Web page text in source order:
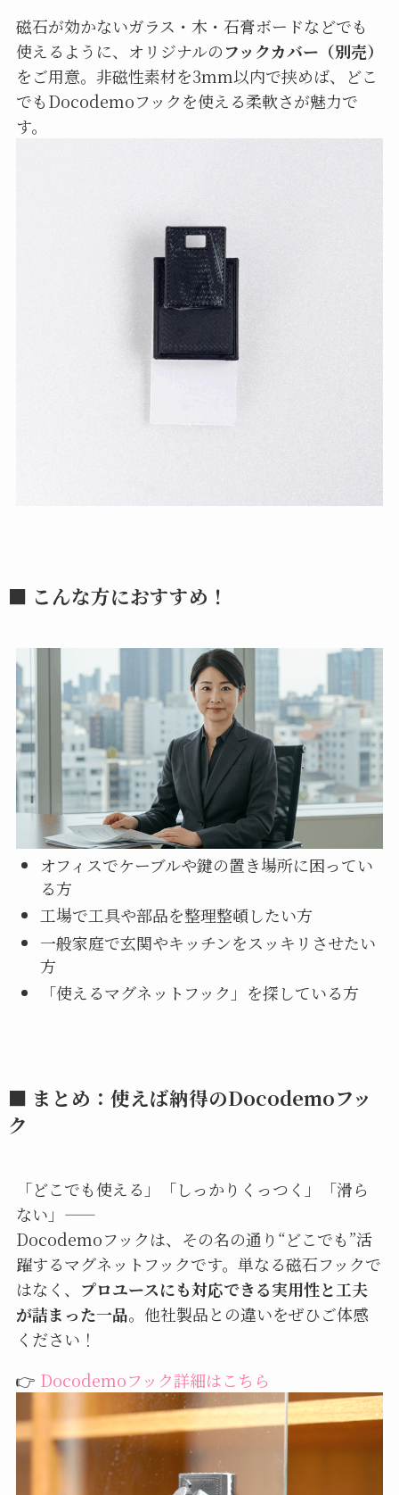
磁石が効かないガラス・木・石膏ボードなどでも
使えるように、オリジナルのフックカバー（別売）
をご用意。非磁性素材を3mm以内で挟めば、どこ
でもDocodemoフックを使える柔軟さが魅力で
す。
■ こんな方におすすめ！
オフィスでケーブルや鍵の置き場所に困ってい
る方
工場で工具や部品を整理整頓したい方
一般家庭で玄関やキッチンをスッキリさせたい
方
「使えるマグネットフック」を探している方
■ まとめ：使えば納得のDocodemoフッ
ク
「どこでも使える」「しっかりくっつく」「滑ら
ない」——
Docodemoフックは、その名の通り“どこでも”活
躍するマグネットフックです。単なる磁石フックで
はなく、 プロユースにも対応できる実用性と工夫
が詰まった一品。他社製品との違いをぜひご体感
ください！
👉 Docodemoフック詳細はこちら